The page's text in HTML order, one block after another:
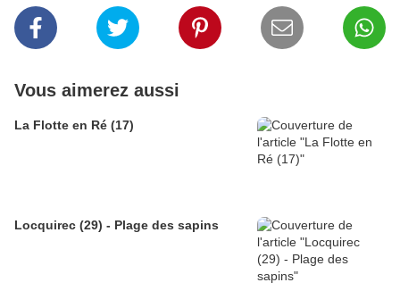
Vous aimerez aussi
La Flotte en Ré (17)
Locquirec (29) - Plage des sapins